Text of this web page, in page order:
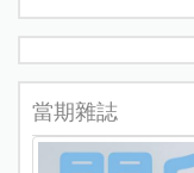
當期雜誌